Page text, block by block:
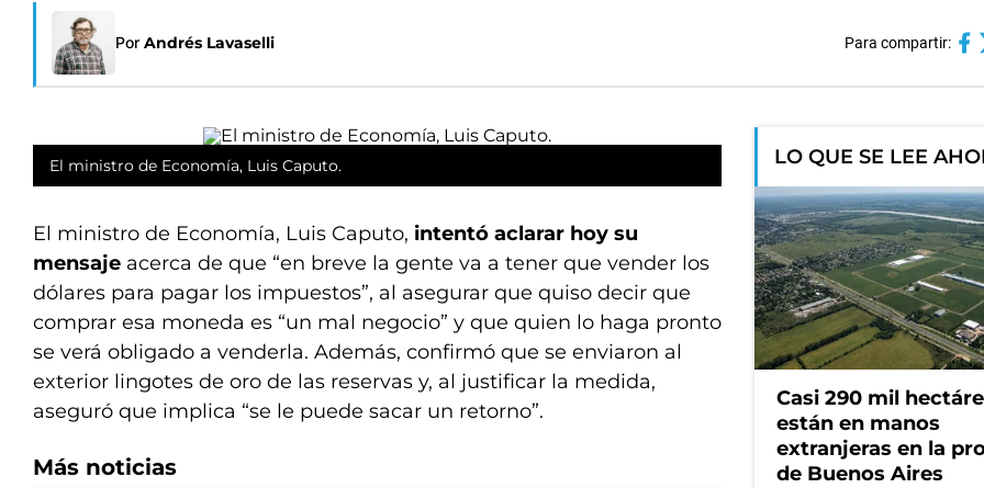
Por Andrés Lavaselli Para compartir:
El ministro de Economía, Luis Caputo.
El ministro de Economía, Luis Caputo, intentó aclarar hoy su
mensaje acerca de que “en breve la gente va a tener que vender los
dólares para pagar los impuestos”, al asegurar que quiso decir que
comprar esa moneda es “un mal negocio” y que quien lo haga pronto
se verá obligado a venderla. Además, confirmó que se enviaron al
exterior lingotes de oro de las reservas y, al justificar la medida,
aseguró que implica “se le puede sacar un retorno”.
Más noticias
LO QUE SE LEE
Casi 290 mil
están en manos
extranjeras en la
de Buenos Aires